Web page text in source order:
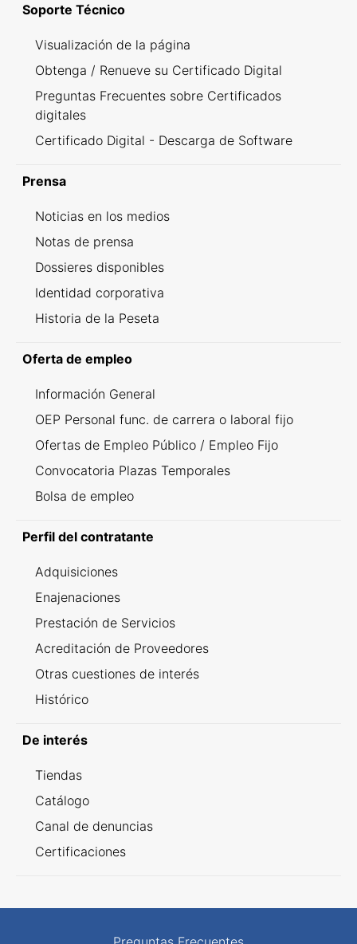
Soporte Técnico
Visualización de la página
Obtenga / Renueve su Certificado Digital
Preguntas Frecuentes sobre Certificados
digitales
Certificado Digital - Descarga de Software
Prensa
Noticias en los medios
Notas de prensa
Dossieres disponibles
Identidad corporativa
Historia de la Peseta
Oferta de empleo
Información General
OEP Personal func. de carrera o laboral fijo
Ofertas de Empleo Público / Empleo Fijo
Convocatoria Plazas Temporales
Bolsa de empleo
Perfil del contratante
Adquisiciones
Enajenaciones
Prestación de Servicios
Acreditación de Proveedores
Otras cuestiones de interés
Histórico
De interés
Tiendas
Catálogo
Canal de denuncias
Certificaciones